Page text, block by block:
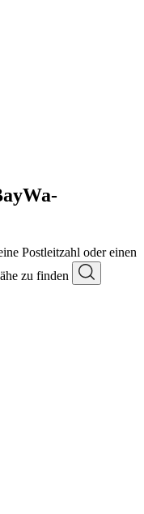
Postleitzahl oder einen
zu finden